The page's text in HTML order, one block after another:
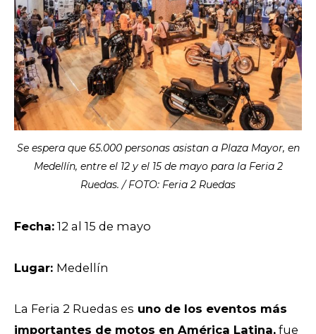
Se espera que 65.000 personas asistan a Plaza Mayor, en
Medellín, entre el 12 y el 15 de mayo para la Feria 2
Ruedas. / FOTO: Feria 2 Ruedas
Fecha: 12 al 15 de mayo
Lugar: Medellín
La Feria 2 Ruedas es uno de los eventos más
importantes de motos en América Latina, fue